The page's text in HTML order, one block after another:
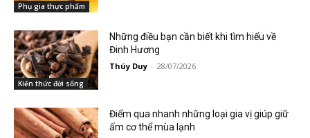
Phụ gia thực phẩm
Kiến thức đời sống
Những điều bạn cần biết khi tìm hiểu về
Đinh Hương
Thúy Duy - 28/07/2026
Điểm qua nhanh những loại gia vị giúp giữ
ấm cơ thể mùa lạnh